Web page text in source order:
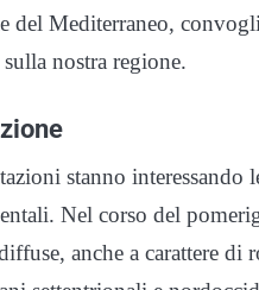
del Mediterraneo,
nostra regione.
stanno
Nel corso del
anche a carattere